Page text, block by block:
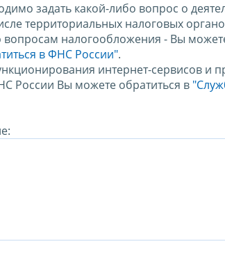
задать какой-либо вопрос о
территориальных налоговых
вопросам налогообложения - Вы
в ФНС России".
интернет-сервисов и
России Вы можете обратиться в